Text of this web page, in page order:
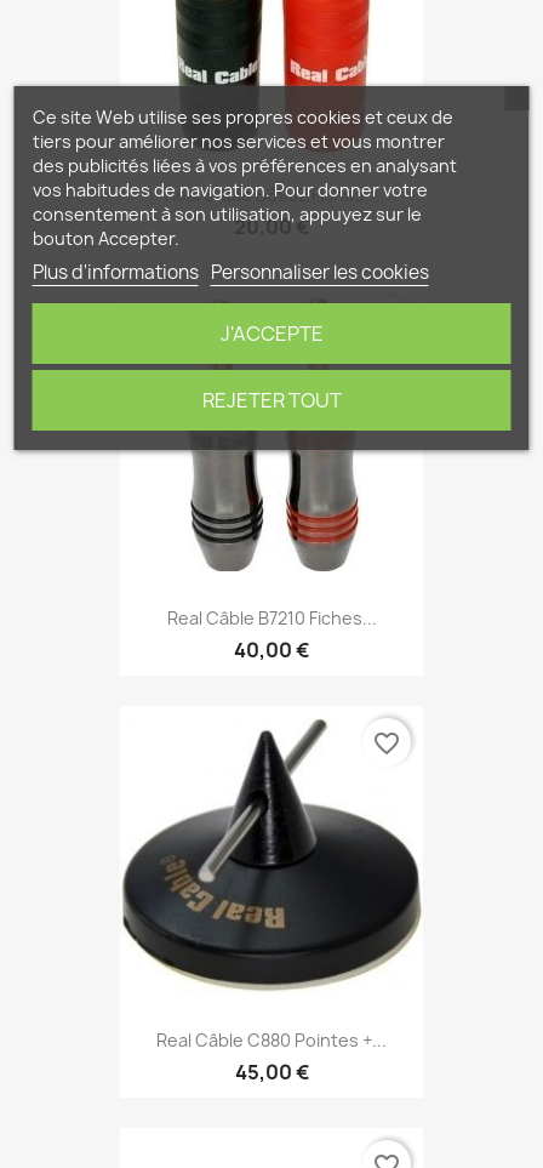
Real Câble B6932 Fiches...
20,00 €
Real Câble B7210 Fiches...
40,00 €
Real Câble C880 Pointes +...
45,00 €
favorite_border
Ce site Web utilise ses propres cookies et ceux de
tiers pour améliorer nos services et vous montrer
des publicités liées à vos préférences en analysant
vos habitudes de navigation. Pour donner votre
consentement à son utilisation, appuyez sur le
bouton Accepter.
Plus d'informations Personnaliser les cookies
REJETER TOUT
J'ACCEPTE